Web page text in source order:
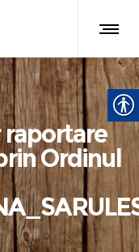
raportare
Ordinul